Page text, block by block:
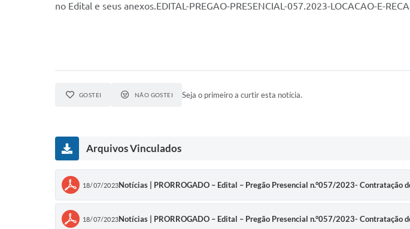
no Edital e seus anexos.EDITAL-PREGAO-PRESENCIAL-057.2023-LOCACAO-E-
GOSTEI NÃO GOSTEI Seja o primeiro a curtir esta notícia.
Arquivos Vinculados
18/07/2023Notícias | PRORROGADO – Edital – Pregão Presencial n.°057/2023- Contratação
18/07/2023Notícias | PRORROGADO – Edital – Pregão Presencial n.°057/2023- Contratação